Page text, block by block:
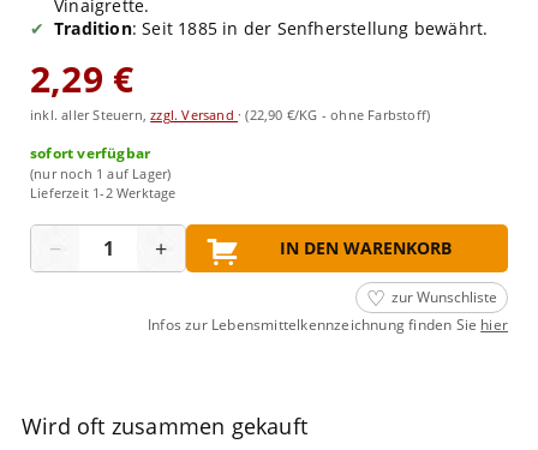
Vinaigrette.
Tradition: Seit 1885 in der Senfherstellung bewährt.
2,29 €
inkl. aller Steuern,zzgl. Versand ·(22,90 €/KG - ohne Farbstoff)
sofort verfügbar
(nur noch 1 auf Lager)
Lieferzeit 1-2 Werktage
− + IN DEN WARENKORB
zur Wunschliste
Infos zur Lebensmittelkennzeichnung finden Sie hier
Wird oft zusammen gekauft